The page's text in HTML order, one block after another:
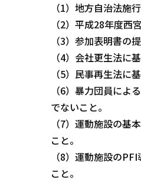
（1）地方自治法施
（2）平成28年度西
（3）参加表明書の
（4）会社更生法に
（5）民事再生法に
（6）暴力団員に
でないこと。
（7）運動施設の
こと。
（8）運動施設の
こと。